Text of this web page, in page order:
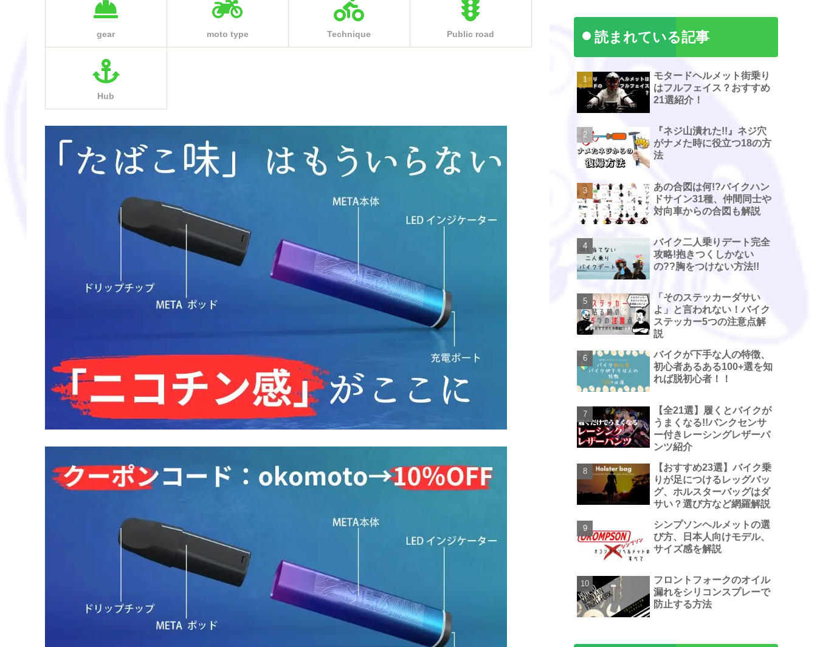
gear moto type Technique Public road
Hub
読まれている記事
モタードヘルメット街乗り
はフルフェイス？おすすめ
21選紹介！
『ネジ山潰れた!!』ネジ穴
がナメた時に役立つ18の方
法
あの合図は何!?バイクハン
ドサイン31種、仲間同士や
対向車からの合図も解説
バイク二人乗りデート完全
攻略!抱きつくしかない
の??胸をつけない方法!!
「そのステッカーダサい
よ」と言われない！バイク
ステッカー5つの注意点解
説
バイクが下手な人の特徴、
初心者あるある100+選を知
れば脱初心者！！
【全21選】履くとバイクが
うまくなる!!バンクセンサ
ー付きレーシングレザーパ
ンツ紹介
【おすすめ23選】バイク乗
りが足につけるレッグバッ
グ、ホルスターバッグはダ
サい？選び方など網羅解説
シンプソンヘルメットの選
び方、日本人向けモデル、
サイズ感を解説
フロントフォークのオイル
漏れをシリコンスプレーで
防止する方法